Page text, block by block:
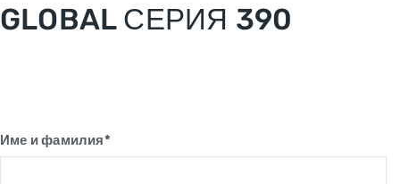
GLOBAL СЕРИЯ 390
Име и фамилия*